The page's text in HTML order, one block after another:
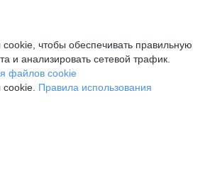
чтобы обеспечивать правильную
и анализировать сетевой трафик.
файлов cookie
Правила использования